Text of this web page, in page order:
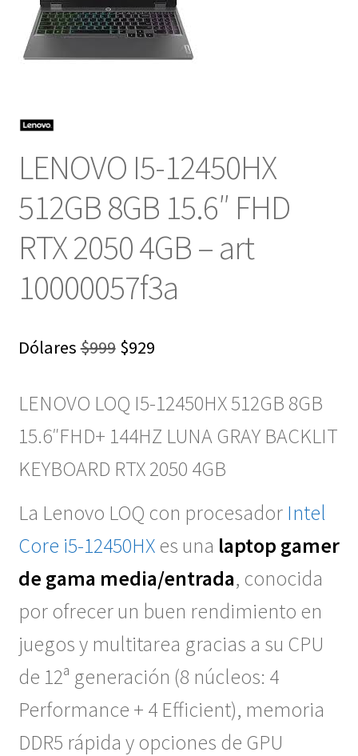
CONTACTO
LENOVO I5-12450HX
512GB 8GB 15.6″ FHD
RTX 2050 4GB – art
10000057f3a
Dólares$999 El
original
era:
$999.
$929El
actual
es:
$929.
LENOVO LOQ I5-12450HX 512GB 8GB
15.6″FHD+ 144HZ LUNA GRAY BACKLIT
KEYBOARD RTX 2050 4GB
La Lenovo LOQ con procesador Intel
Core i5-12450HXes una laptop gamer
de gama media/entrada, conocida
por ofrecer un buen rendimiento en
juegos y multitarea gracias a su CPU
de 12ª generación (8 núcleos: 4
Performance + 4 Efficient), memoria
DDR5 rápida y opciones de GPU